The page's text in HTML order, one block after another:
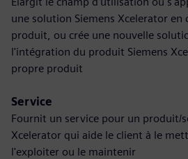
une solution Siemens Xcelerator en
produit, ou crée une nouvelle
l'intégration du produit Siemens
propre produit
Service
Fournit un service pour un produit/
Xcelerator qui aide le client à le
l'exploiter ou le maintenir